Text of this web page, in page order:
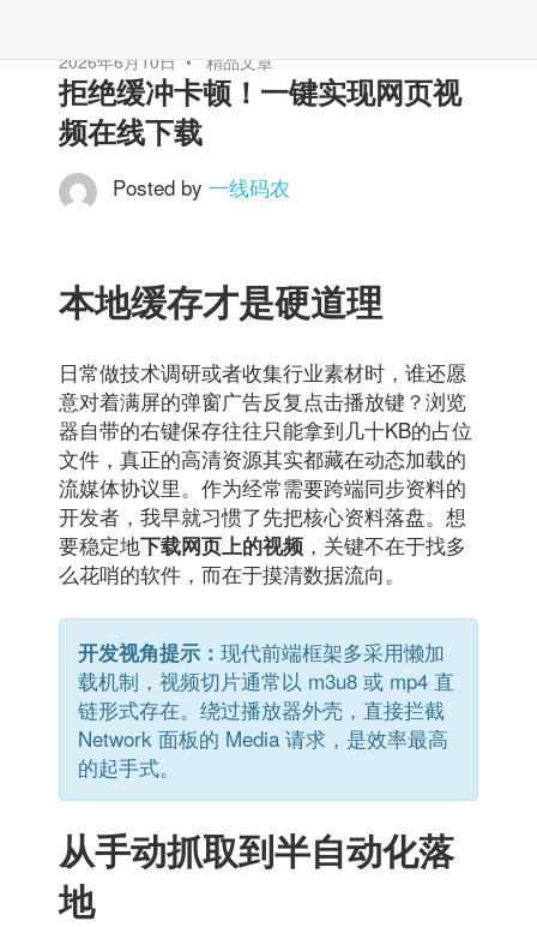
2026年6月10日 精品文章
拒绝缓冲卡顿！一键实现网页视
频在线下载
Posted by 一线码农
本地缓存才是硬道理
日常做技术调研或者收集行业素材时，谁还愿
意对着满屏的弹窗广告反复点击播放键？浏览
器自带的右键保存往往只能拿到几十KB的占位
文件，真正的高清资源其实都藏在动态加载的
流媒体协议里。作为经常需要跨端同步资料的
开发者，我早就习惯了先把核心资料落盘。想
要稳定地下载网页上的视频 ，关键不在于找多
么花哨的软件，而在于摸清数据流向。
开发视角提示： 现代前端框架多采用懒加
载机制，视频切片通常以 m3u8 或 mp4 直
链形式存在。绕过播放器外壳，直接拦截
Network 面板的 Media 请求，是效率最高
的起手式。
从手动抓取到半自动化落
地